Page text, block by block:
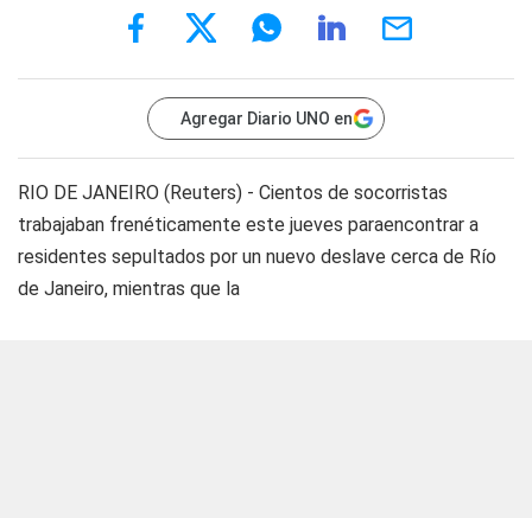
Agregar Diario UNO en
RIO DE JANEIRO (Reuters) - Cientos de socorristas
trabajaban frenéticamente este jueves paraencontrar a
residentes sepultados por un nuevo deslave cerca de Río
de Janeiro, mientras que la